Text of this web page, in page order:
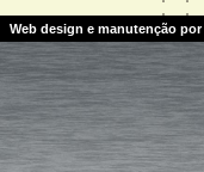
Web design e manutenção por